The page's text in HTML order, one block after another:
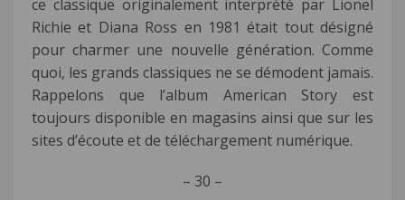
ce classique originalement interprété par Lionel
Richie et Diana Ross en 1981 était tout désigné
pour charmer une nouvelle génération. Comme
quoi, les grands classiques ne se démodent jamais.
Rappelons que l’album American Story est
toujours disponible en magasins ainsi que sur les
sites d’écoute et de téléchargement numérique.
– 30 –